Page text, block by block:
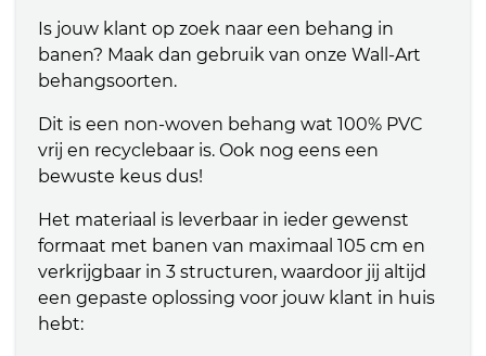
Is jouw klant op zoek naar een behang in
banen? Maak dan gebruik van onze Wall-Art
behangsoorten.
Dit is een non-woven behang wat 100% PVC
vrij en recyclebaar is. Ook nog eens een
bewuste keus dus!
Het materiaal is leverbaar in ieder gewenst
formaat met banen van maximaal 105 cm en
verkrijgbaar in 3 structuren, waardoor jij altijd
een gepaste oplossing voor jouw klant in huis
hebt: